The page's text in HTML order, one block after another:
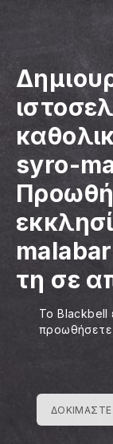
syro-
malabar
τη σε
Το Blackbell
προωθήσετε
ΔΟΚΙΜΆΣΤΕ